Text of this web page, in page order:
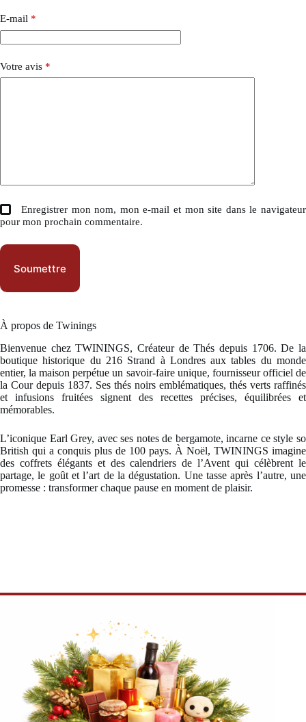
E-mail *
Votre avis *
Enregistrer mon nom, mon e-mail et mon site dans le navigateur
pour mon prochain commentaire.
Soumettre
À propos de Twinings
Bienvenue chez TWININGS, Créateur de Thés depuis 1706. De la
boutique historique du 216 Strand à Londres aux tables du monde
entier, la maison perpétue un savoir-faire unique, fournisseur officiel de
la Cour depuis 1837. Ses thés noirs emblématiques, thés verts raffinés
et infusions fruitées signent des recettes précises, équilibrées et
mémorables.
L’iconique Earl Grey, avec ses notes de bergamote, incarne ce style so
British qui a conquis plus de 100 pays. À Noël, TWININGS imagine
des coffrets élégants et des calendriers de l’Avent qui célèbrent le
partage, le goût et l’art de la dégustation. Une tasse après l’autre, une
promesse : transformer chaque pause en moment de plaisir.